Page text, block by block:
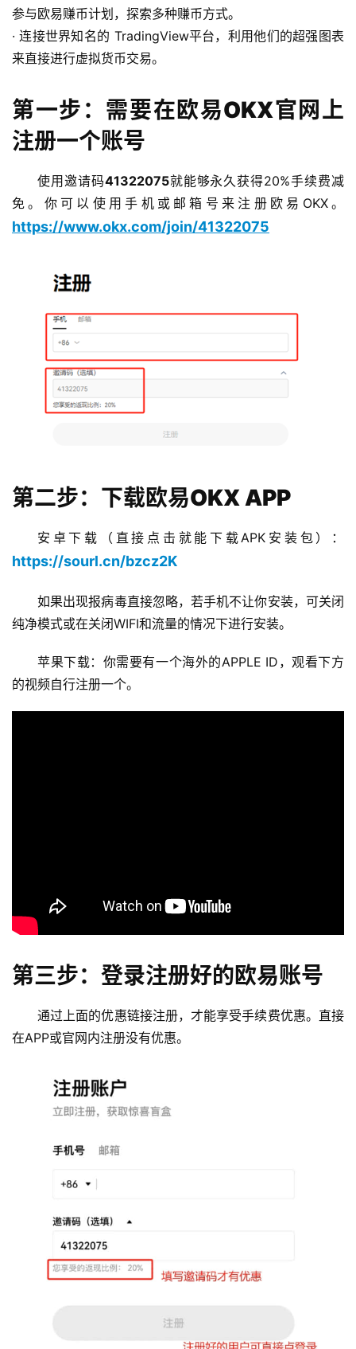
参与欧易赚币计划，探索多种赚币方式。
· 连接世界知名的 TradingView平台，利用他们的超强图表
来直接进行虚拟货币交易。
第一步：需要在欧易OKX官网上
注册一个账号
使用邀请码41322075就能够永久获得20%手续费减
免。你可以使用手机或邮箱号来注册欧易OKX。
https://www.okx.com/join/41322075
第二步：下载欧易OKX APP
安卓下载（直接点击就能下载APK安装包）：
https://sourl.cn/bzcz2K
如果出现报病毒直接忽略，若手机不让你安装，可关闭
纯净模式或在关闭WIFI和流量的情况下进行安装。
苹果下载：你需要有一个海外的APPLE ID，观看下方
的视频自行注册一个。
第三步：登录注册好的欧易账号
通过上面的优惠链接注册，才能享受手续费优惠。直接
在APP或官网内注册没有优惠。